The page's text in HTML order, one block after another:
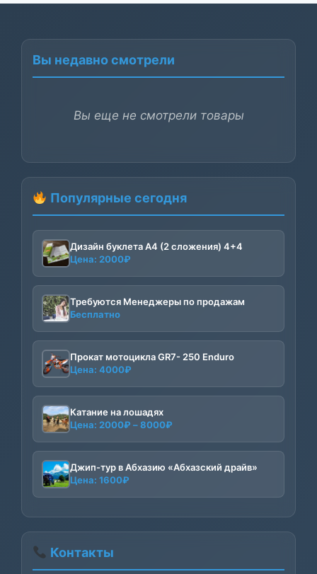
Вы недавно смотрели
Вы еще не смотрели товары
Популярные сегодня
Дизайн буклета А4 (2 сложения) 4+4
Цена: 2000₽
Требуются Менеджеры по продажам
Бесплатно
Прокат мотоцикла GR7- 250 Enduro
Цена: 4000₽
Катание на лошадях
Цена: 2000₽ –8000₽
2000₽
–
Джип-тур в Абхазию «Абхазский драйв»
Цена: 1600₽
Контакты